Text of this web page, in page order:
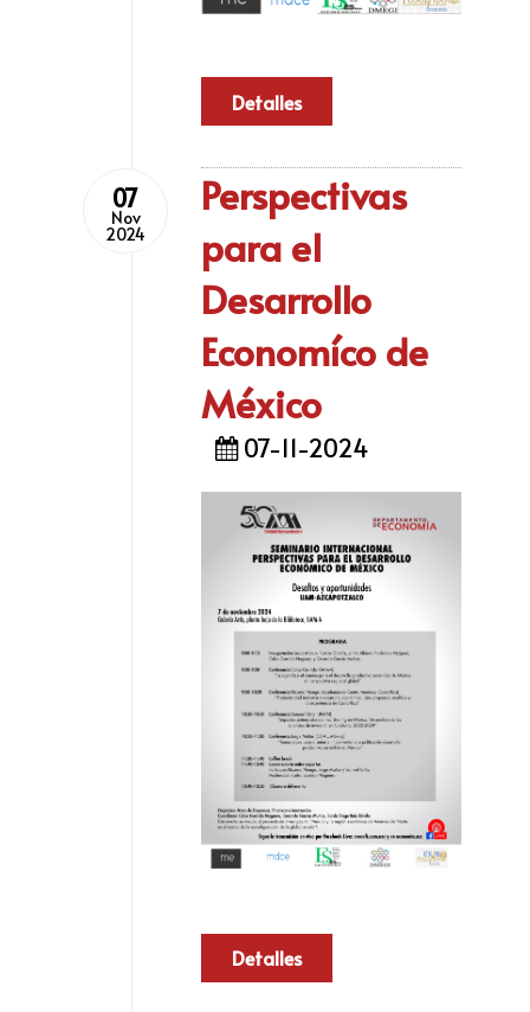
Detalles
07
Nov
2024
Perspectivas
para el
Desarrollo
Economíco de
México
07-11-2024
Detalles